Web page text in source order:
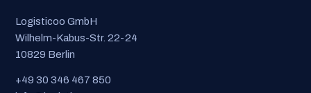
Logisticoo GmbH
Wilhelm-Kabus-Str. 22-24
10829 Berlin
+49 30 346 467 850